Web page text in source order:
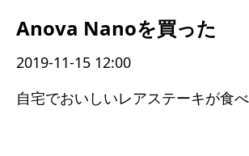
Anova Nanoを買った
2019-11-15 12:00